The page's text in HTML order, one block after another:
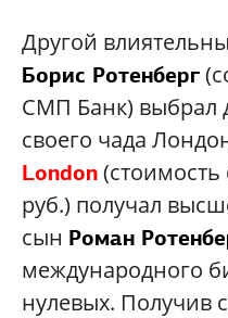
Другой
Борис Ротенберг
СМП Банк) выбрал
своего чада
London
руб.) получал
сын Роман
международного
нулевых. Получив